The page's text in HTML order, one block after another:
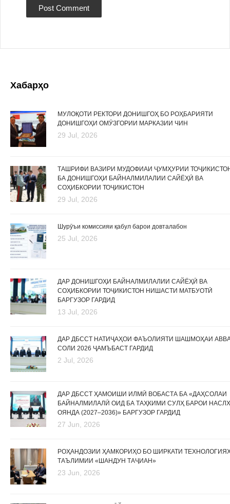
Хабарҳо
МУЛОҚОТИ РЕКТОРИ ДОНИШГОҲ БО РОҲБАРИЯТИ
ДОНИШГОҲИ ОМӮЗГОРИИ МАРКАЗИИ ЧИН
29 Jul, 2026
ТАШРИФИ ВАЗИРИ МУДОФИАИ ҶУМҲУРИИ
БА ДОНИШГОҲИ БАЙНАЛМИЛАЛИИ САЙЁҲӢ ВА
СОҲИБКОРИИ ТОҶИКИСТОН
29 Jul, 2026
Шурӯъи комиссияи қабул барои довталабон
25 Jul, 2026
ДАР ДОНИШГОҲИ БАЙНАЛМИЛАЛИИ САЙЁҲӢ ВА
СОҲИБКОРИИ ТОҶИКИСТОН НИШАСТИ МАТБУОТӢ
БАРГУЗОР ГАРДИД
13 Jul, 2026
ДАР ДБССТ НАТИҶАҲОИ ФАЪОЛИЯТИ ШАШМОҲАИ
СОЛИ 2026 ҶАМЪБАСТ ГАРДИД
2 Jul, 2026
ДАР ДБССТ ҲАМОИШИ ИЛМӢ ВОБАСТА БА «ДАҲСОЛАИ
БАЙНАЛМИЛАЛӢ ОИД БА ТАҲКИМИ СУЛҲ БАРОИ
ОЯНДА (2027–2036)» БАРГУЗОР ГАРДИД
27 Jun, 2026
РОҲАНДОЗИИ ҲАМКОРИҲО БО ШИРКАТИ
ТАЪЛИМИИ «ШАНДУН ТАҶИАН»
23 Jun, 2026